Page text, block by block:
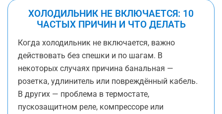
ХОЛОДИЛЬНИК НЕ ВКЛЮЧАЕТСЯ: 10
ЧАСТЫХ ПРИЧИН И ЧТО ДЕЛАТЬ
Когда холодильник не включается, важно
действовать без спешки и по шагам. В
некоторых случаях причина банальная —
розетка, удлинитель или повреждённый кабель.
В других — проблема в термостате,
пускозащитном реле, компрессоре или